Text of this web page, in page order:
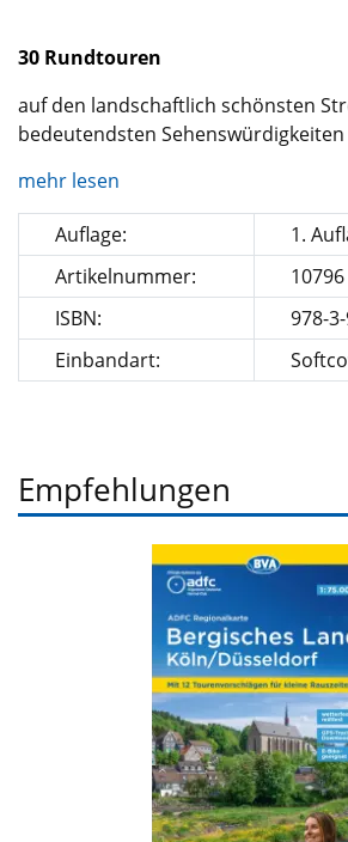
30 Rundtouren
auf den landschaftlich schönsten
bedeutendsten Sehenswürdigkeiten
mehr lesen
Auflage:
1.
Artikelnummer:
10796
ISBN:
978-
Einbandart:
Empfehlungen